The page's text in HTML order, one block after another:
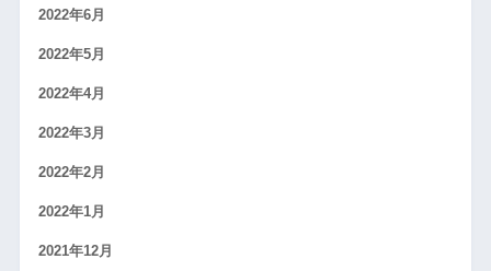
2022年6月
2022年5月
2022年4月
2022年3月
2022年2月
2022年1月
2021年12月